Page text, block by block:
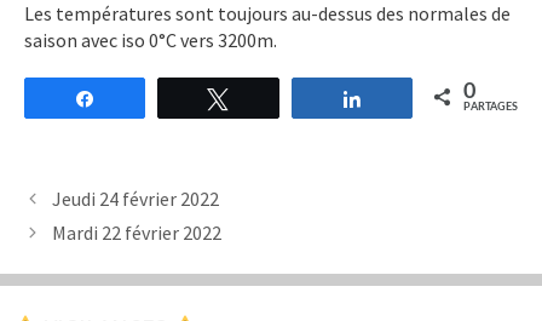
Les températures sont toujours au-dessus des normales de
saison avec iso 0°C vers 3200m.
Partagez 0
PARTAGES
Jeudi 24 février 2022
Mardi 22 février 2022